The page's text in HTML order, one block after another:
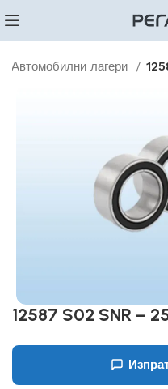
Автомобилни лагери
12587 S02 SNR –